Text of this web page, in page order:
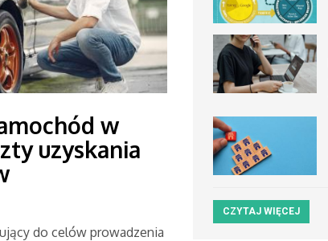
w
uzyskania
do celów prowadzenia
CZYTAJ WIĘCEJ